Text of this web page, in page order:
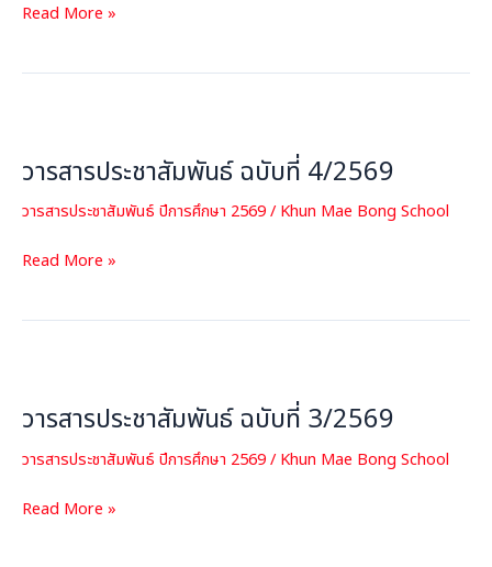
Read More »
วารสารประชาสัมพันธ์ ฉบับที่ 4/2569
วารสารประชาสัมพันธ์ ปีการศึกษา 2569/Khun Mae Bong School
ฉบับ
4/2569
Read More »
วารสารประชาสัมพันธ์ ฉบับที่ 3/2569
วารสารประชาสัมพันธ์ ปีการศึกษา 2569/Khun Mae Bong School
ฉบับ
3/2569
Read More »